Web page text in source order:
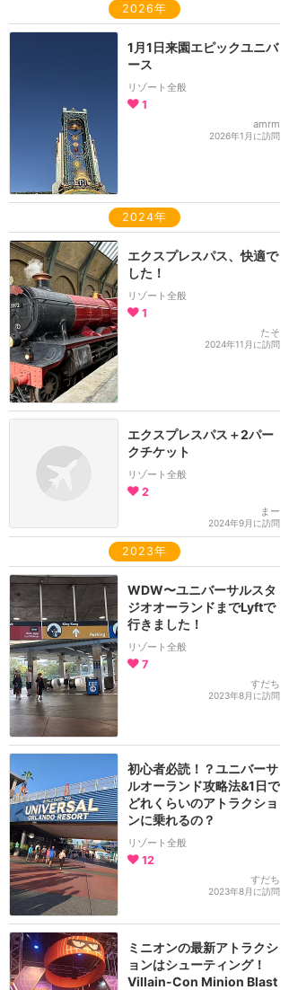
2026年
1月1日来園エピックユニバ
ース
リゾート全般
1
amrm
2026年1月に訪問
2024年
エクスプレスパス、快適で
した！
リゾート全般
1
たそ
2024年11月に訪問
エクスプレスパス＋2パー
クチケット
リゾート全般
2
まー
2024年9月に訪問
2023年
WDW〜ユニバーサルスタ
ジオオーランドまでLyftで
行きました！
リゾート全般
7
すだち
2023年8月に訪問
初心者必読！？ユニバーサ
ルオーランド攻略法&1日で
どれくらいのアトラクショ
ンに乗れるの？
リゾート全般
12
すだち
2023年8月に訪問
ミニオンの最新アトラクシ
ョンはシューティング！
Villain-Con Minion Blast